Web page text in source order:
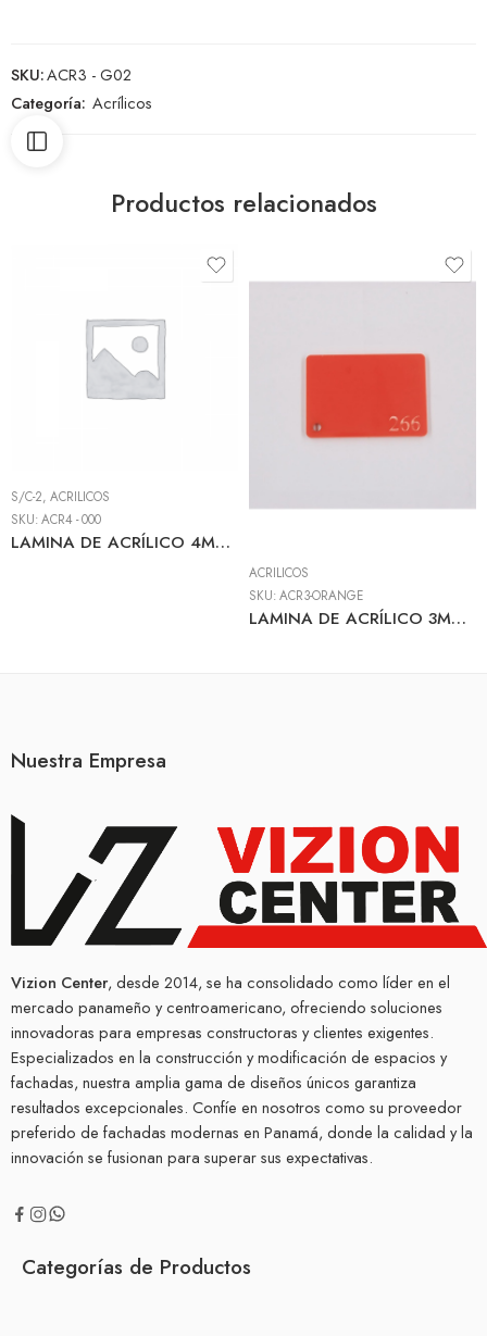
SKU:ACR3 - G02
Categoría: Acrílicos
Productos relacionados
S/C-2, ACRÍLICOS
SKU:ACR4 - 000
LAMINA DE ACRÍLICO 4MM 1.25M X 2.45M TRANSPARENTE
ACRÍLICOS
SKU:ACR3-ORANGE
LAMINA DE ACRÍLICO 3MM 1.22M X 2.44M ORANGE
Nuestra Empresa
Vizion Center, desde 2014, se ha consolidado como líder en el
mercado panameño y centroamericano, ofreciendo soluciones
innovadoras para empresas constructoras y clientes exigentes.
Especializados en la construcción y modificación de espacios y
fachadas, nuestra amplia gama de diseños únicos garantiza
resultados excepcionales. Confíe en nosotros como su proveedor
preferido de fachadas modernas en Panamá, donde la calidad y la
innovación se fusionan para superar sus expectativas.
Categorías de Productos